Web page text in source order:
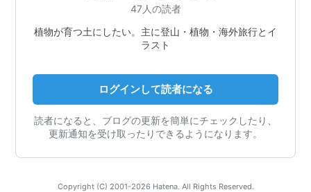
47人の読者
植物が育つ土にしたい。主に登山・植物・海外旅行とイ
ラスト
ログインして読者になる
読者になると、ブログの更新を簡単にチェックしたり、
更新通知を受け取ったりできるようになります。
Copyright (C) 2001-2026 Hatena. All Rights Reserved.